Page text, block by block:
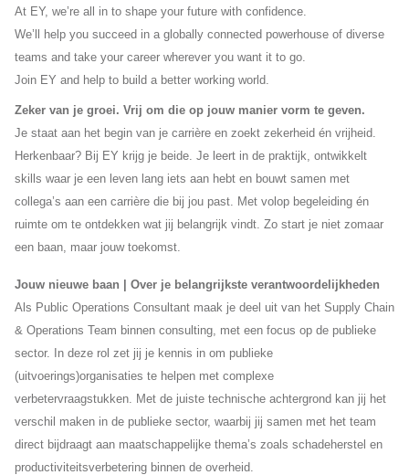
At EY, we’re all in to shape your future with confidence.
We’ll help you succeed in a globally connected powerhouse of diverse
teams and take your career wherever you want it to go.
Join EY and help to build a better working world.
Zeker van je groei. Vrij om die op jouw manier vorm te geven.
Je staat aan het begin van je carrière en zoekt zekerheid én vrijheid.
Herkenbaar? Bij EY krijg je beide. Je leert in de praktijk, ontwikkelt
skills waar je een leven lang iets aan hebt en bouwt samen met
collega’s aan een carrière die bij jou past. Met volop begeleiding én
ruimte om te ontdekken wat jij belangrijk vindt. Zo start je niet zomaar
een baan, maar jouw toekomst.
Jouw nieuwe baan | Over je belangrijkste verantwoordelijkheden
Als Public Operations Consultant maak je deel uit van het Supply Chain
& Operations Team binnen consulting, met een focus op de publieke
sector. In deze rol zet jij je kennis in om publieke
(uitvoerings)organisaties te helpen met complexe
verbetervraagstukken. Met de juiste technische achtergrond kan jij het
verschil maken in de publieke sector, waarbij jij samen met het team
direct bijdraagt aan maatschappelijke thema’s zoals schadeherstel en
productiviteitsverbetering binnen de overheid.